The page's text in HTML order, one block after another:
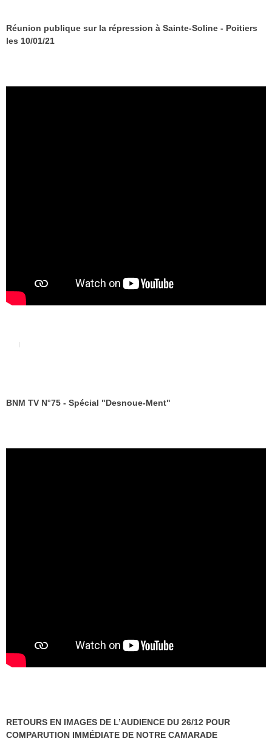
Réunion publique sur la répression à Sainte-Soline - Poitiers
les 10/01/21
BNM TV N°75 - Spécial "Desnoue-Ment"
RETOURS EN IMAGES DE L’AUDIENCE DU 26/12 POUR
COMPARUTION IMMÉDIATE DE NOTRE CAMARADE